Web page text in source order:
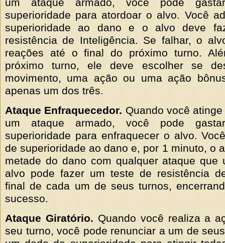
superioridade para atordoar o alvo. Você
superioridade ao dano e o alvo deve
resistência de Inteligência. Se falhar, o
reações até o final do próximo turno.
próximo turno, ele deve escolher se
movimento, uma ação ou uma ação
apenas um dos três.
Ataque Enfraquecedor. Quando você
um ataque armado, você pode
superioridade para enfraquecer o alvo.
de superioridade ao dano e, por 1 minuto, o
metade do dano com qualquer ataque que
alvo pode fazer um teste de resistência
final de cada um de seus turnos,
sucesso.
Ataque Giratório. Quando você realiza a
seu turno, você pode renunciar a um de